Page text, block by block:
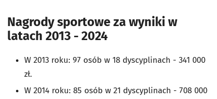
Nagrody sportowe za wyniki w
latach 2013 - 2024
W 2013 roku: 97 osób w 18 dyscyplinach - 341 000
zł.
W 2014 roku: 85 osób w 21 dyscyplinach - 708 000